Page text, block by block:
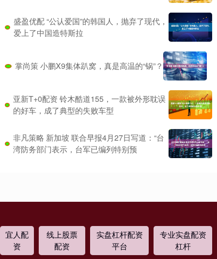
盛盈优配 “公认爱国”的韩国人，抛弃了现代，
爱上了中国造特斯拉
掌尚策 小鹏X9集体趴窝，真是高温的“锅”？
亚新T+0配资 铃木酷道155，一款被外形耽误
的好车，成了典型的失败车型
非凡策略 新加坡 联合早报4月27日写道：“台
湾防务部门表示，台军已编列特别预
宜人配
资
线上股票
配资
实盘杠杆配资
平台
专业实盘配资
杠杆